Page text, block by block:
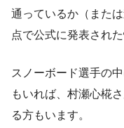
通っているか（また
点で公式に発表され
スノーボード選手の
もいれば、村瀬心椛
る方もいます。